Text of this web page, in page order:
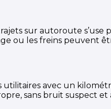
sur autoroute s’use
ou les freins
avec un
sans bruit suspect